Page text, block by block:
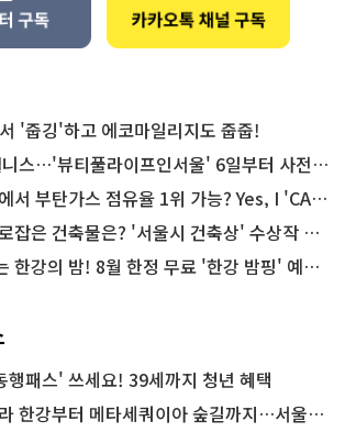
'줍깅'하고 에코마일리지도 줍줍!
스…'뷰티풀라이프인서울' 6일부터 사전 예약
서 부탄가스 점유율 1위 가능? Yes, I 'CAN'
은 건축물은? '서울시 건축상' 수상작 공개!
강의 밤! 8월 한정 무료 '한강 밤핑' 예약은?
행패스' 쓰세요! 39세까지 청년 혜택
강부터 메타세쿼이아 숲길까지…서울둘레길 15코스